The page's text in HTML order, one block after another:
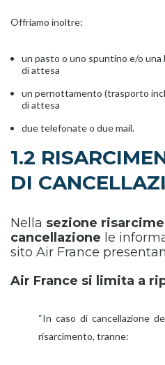
Offriamo inoltre:
un pasto o uno spuntino e/o una
di attesa
un pernottamento (trasporto
di attesa
due telefonate o due mail.
1.2
DI
Nella sezione
cancellazione le
sito Air France
Air France si limita a
“In caso di cancellazione
risarcimento, tranne: